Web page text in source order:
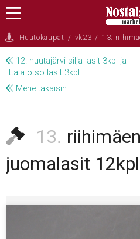
Huutokaupat / vk23 / 13.
12. nuutajärvi silja lasit 3kpl ja
iittala otso lasit 3kpl
Mene takaisin
13.
juomalasit 12kpl